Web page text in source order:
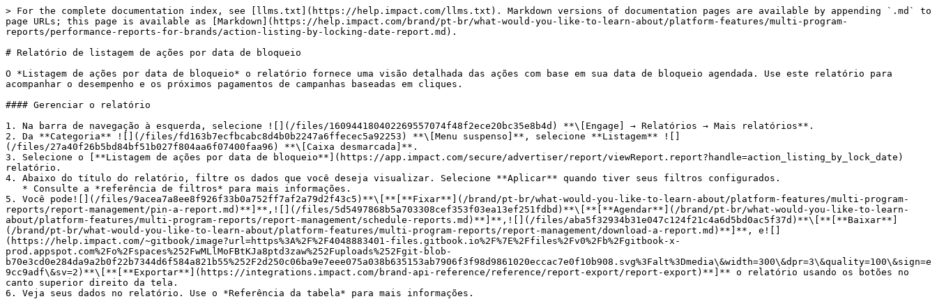
> For the complete documentation index, see [llms.txt](https://help.impact.com/llms.txt). Markdown versions of documentation pages are available by appending `.md` to
page URLs; this page is available as [Markdown](https://help.impact.com/brand/pt-br/what-would-you-like-to-learn-about/platform-features/multi-program-
reports/performance-reports-for-brands/action-listing-by-locking-date-report.md).
# Relatório de listagem de ações por data de bloqueio
O *Listagem de ações por data de bloqueio* o relatório fornece uma visão detalhada das ações com base em sua data de bloqueio agendada. Use este relatório para
acompanhar o desempenho e os próximos pagamentos de campanhas baseadas em cliques.
#### Gerenciar o relatório
1. Na barra de navegação à esquerda, selecione ![](/files/160944180402269557074f48f2ece20bc35e8b4d) **\[Engage] → Relatórios → Mais relatórios**.
2. Da **Categoria** ![](/files/fd163b7ecfbcabc8d4b0b2247a6ffecec5a92253) **\[Menu suspenso]**, selecione **Listagem** ![]
(/files/27a40f26b5bd84bf51b027f804aa6f07400faa96) **\[Caixa desmarcada]**.
3. Selecione o [**Listagem de ações por data de bloqueio**](https://app.impact.com/secure/advertiser/report/viewReport.report?handle=action_listing_by_lock_date)
relatório.
4. Abaixo do título do relatório, filtre os dados que você deseja visualizar. Selecione **Aplicar** quando tiver seus filtros configurados.
5. Você pode![](/files/9acea7a8ee8f926f33b0a752ff7af2a79d2f43c5)**\[**[**Fixar**](/brand/pt-br/what-would-you-like-to-learn-about/platform-features/multi-program-
reports/report-management/pin-a-report.md)**]**,![](/files/5d5497868b5a703308cef353f03ea13ef251fdbd)**\[**[**Agendar**](/brand/pt-br/what-would-you-like-to-learn-
about/platform-features/multi-program-reports/report-management/schedule-reports.md)**]**,![](/files/aba5f32934b31e047c124f21c4a6d5bd0ac5f37d)**\[**[**Baixar**]
(/brand/pt-br/what-would-you-like-to-learn-about/platform-features/multi-program-reports/report-management/download-a-report.md)**]**, e![]
(https://help.impact.com/~gitbook/image?url=https%3A%2F%2F4048883401-files.gitbook.io%2F%7E%2Ffiles%2Fv0%2Fb%2Fgitbook-x-
prod.appspot.com%2Fo%2Fspaces%252FwMLlMoFBtKJa8ptd3zaw%252Fuploads%252Fgit-blob-
b70e3cd0e284da9a2b0f22b7344d6f584a821b55%252F2d250c06ba9e7eee075a038b635153ab7906f3f98d9861020eccac7e0f10b908.svg%3Falt%3Dmedia\&width=300\&dpr=3\&quality=100\&sign=e
9cc9adf\&sv=2)**\[**[**Exportar**](https://integrations.impact.com/brand-api-reference/reference/report-export/report-export)**]** o relatório usando os botões no
canto superior direito da tela.
6. Veja seus dados no relatório. Use o *Referência da tabela* para mais informações.